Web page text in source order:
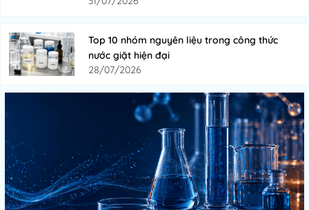
Top 10 nhóm nguyên liệu trong công thức
nước giặt hiện đại
28/07/2026